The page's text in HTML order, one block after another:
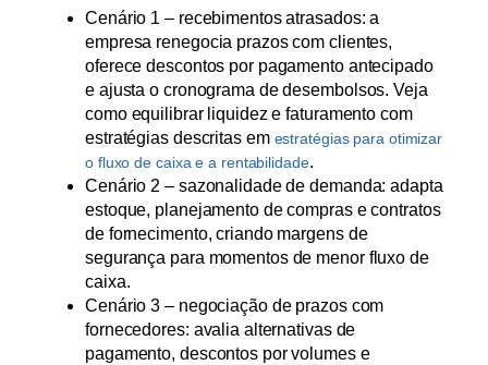
Cenário 1 – recebimentos atrasados: a
empresa renegocia prazos com clientes,
oferece descontos por pagamento antecipado
e ajusta o cronograma de desembolsos. Veja
como equilibrar liquidez e faturamento com
estratégias descritas em estratégias para otimizar
o fluxo de caixa e a rentabilidade.
Cenário 2 – sazonalidade de demanda: adapta
estoque, planejamento de compras e contratos
de fornecimento, criando margens de
segurança para momentos de menor fluxo de
caixa.
Cenário 3 – negociação de prazos com
fornecedores: avalia alternativas de
pagamento, descontos por volumes e